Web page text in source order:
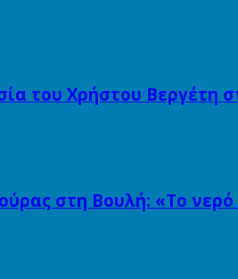
του Χρήστου Βεργέτη
στη Βουλή: «Το νερό